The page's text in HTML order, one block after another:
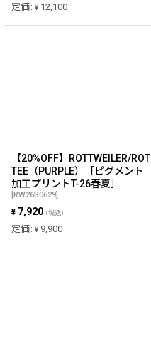
定価: ¥ 12,100
【20%OFF】ROTTWEILER/ROT
TEE（PURPLE）［ピグメント
加工プリントT-26春夏］
[RW26S0629]
¥ 7,920 (税込)
定価: ¥ 9,900